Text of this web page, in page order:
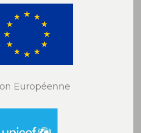
Européenne